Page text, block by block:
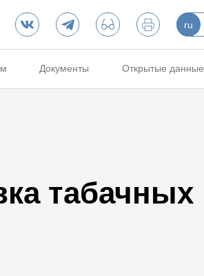
ru
Документы Открытые данные
табачных